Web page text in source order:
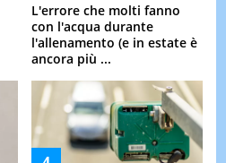
L'errore che molti fanno
con l'acqua durante
l'allenamento (e in estate è
ancora più ...